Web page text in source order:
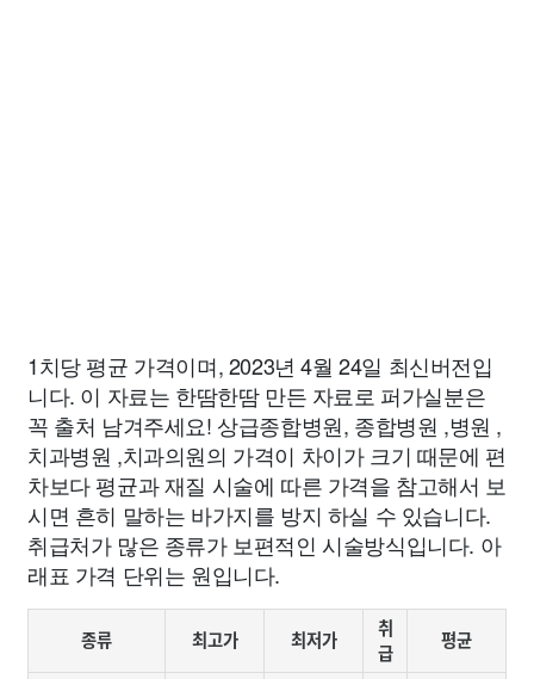
1치당 평균 가격이며, 2023년 4월 24일 최신버전입
니다. 이 자료는 한땀한땀 만든 자료로 퍼가실분은
꼭 출처 남겨주세요! 상급종합병원, 종합병원 ,병원 ,
치과병원 ,치과의원의 가격이 차이가 크기 때문에 편
차보다 평균과 재질 시술에 따른 가격을 참고해서 보
시면 흔히 말하는 바가지를 방지 하실 수 있습니다.
취급처가 많은 종류가 보편적인 시술방식입니다. 아
래표 가격 단위는 원입니다.
종류 최고가 최저가
취
급
평균